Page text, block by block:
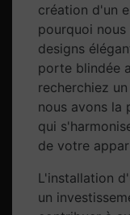
création d'un
pourquoi
designs
porte blindée
recherchiez
nous avons
qui
de votre
L'installation
un